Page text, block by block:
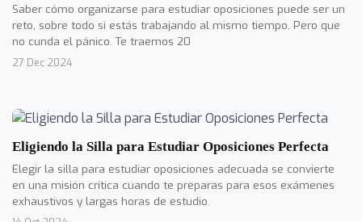
Saber cómo organizarse para estudiar oposiciones puede ser un
reto, sobre todo si estás trabajando al mismo tiempo. Pero que
no cunda el pánico. Te traemos 20
27 Dec 2024
Eligiendo la Silla para Estudiar Oposiciones Perfecta
Elegir la silla para estudiar oposiciones adecuada se convierte
en una misión crítica cuando te preparas para esos exámenes
exhaustivos y largas horas de estudio.